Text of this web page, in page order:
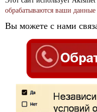
обрабатываются ваши данные
Вы можете с нами